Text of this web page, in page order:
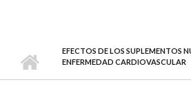
EFECTOS DE LOS SUPLEMENTOS
ENFERMEDAD CARDIOVASCULAR